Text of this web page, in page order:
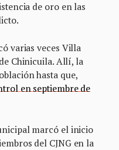
de oro en las
varias veces Villa
Chinicuila. Allí, la
hasta que,
en septiembre de
marcó el inicio
del CJNG en la